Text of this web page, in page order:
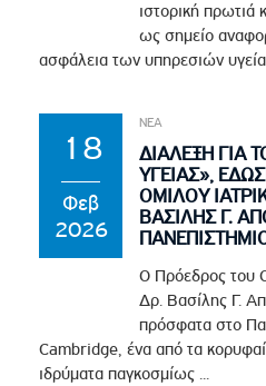
ιστορική πρωτιά
ως σημείο
ασφάλεια των υπηρεσιών
18
Φεβ
2026
ΝΕΑ
ΔΙΑΛΕΞΗ ΓΙΑ
ΥΓΕΙΑΣ»,
ΟΜΙΛΟΥ
ΒΑΣΙΛΗΣ Γ.
Ο Πρόεδρος του
Δρ. Βασίλης Γ.
πρόσφατα στο
Cambridge, ένα από τα
ιδρύματα παγκοσμίως ...